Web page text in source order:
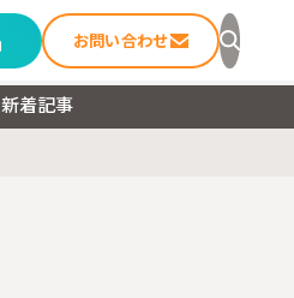
お問い合わせ
新着記事